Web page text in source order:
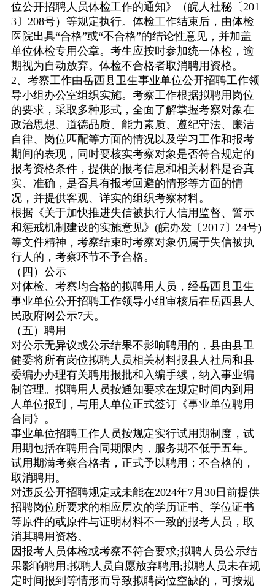
位公开招聘人员体检工作的通知》（皖人社秘〔201
3 〕208号）等规定执行。体检工作结束后，由体检
医院出具“合格”或“不合格”的结论性意见，并加盖
单位体检专用公章。考生应按时参加统一体检，逾
期视为自动放弃。体检不合格者取消聘用资格。
2、考察工作由岳西县卫生事业单位公开招聘工作领
导小组办公室组织实施。考察工作根据拟聘用岗位
的要求，采取多种形式，全面了解掌握考察对象在
政治思想、道德品质、能力素质、遵纪守法、廉洁
自律、岗位匹配等方面的情况以及学习工作和报考
期间的表现，同时要核实考察对象是否符合规定的
报考资格条件，提供的报考信息和相关材料是否真
实、准确，是否具有报考回避的情形等方面的情
况，并提供客观、详实的组织考察材料。
根据《关于加快推进失信被执行人信用监督、警示
和惩戒机制建设的实施意见》(皖办发〔2017 〕24号)
等文件精神，考察结束时考察对象仍属于失信被执
行人的，考察环节不予合格。
（四）公示
对体检、考察均合格的拟聘用人员，经岳西县卫生
事业单位公开招聘工作领导小组审核后在岳西县人
民政府网公示7天。
（五）聘用
对公示无异议或公示结果不影响聘用的，县由县卫
健委将所有岗位拟聘人员相关材料报县人社局和县
委编办办理有关聘用报批和入编手续，纳入事业编
制管理。拟聘用人员按通知要求在规定时间内到用
人单位报到，与用人单位正式签订《事业单位聘用
合同》。
事业单位招聘工作人员按规定实行试用期制度，试
用期包括在聘用合同期限内，服务期不低于五年。
试用期满考察合格者，正式予以聘用；不合格的，
取消聘用。
对违反公开招聘规定或未能在2024年7月30 日前提供
招聘岗位所要求的相应层次的学历证书、学位证书
等原件的或原件与证明材料不一致的报考人员，取
消其聘用资格。
因报考人员体检或考察不符合要求;拟聘人员公示结
果影响聘用 ;拟聘人员自愿放弃聘用 ;拟聘人员未在规
定时间报到等情形而导致拟聘岗位空缺的，可按规